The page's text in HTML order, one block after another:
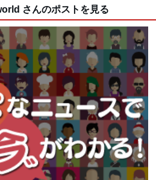
さんのポストを見る